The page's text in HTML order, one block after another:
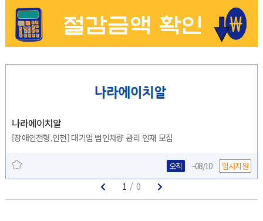
나라에이치알
[장애인전형,인천] 대기업 법인차량 관리 인재 모집
오직 ~08/10 입사지원
1 / 0